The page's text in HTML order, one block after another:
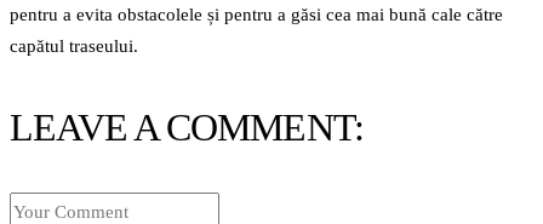
pentru a evita obstacolele și pentru a găsi cea mai bună cale către
capătul traseului.
LEAVE A COMMENT: